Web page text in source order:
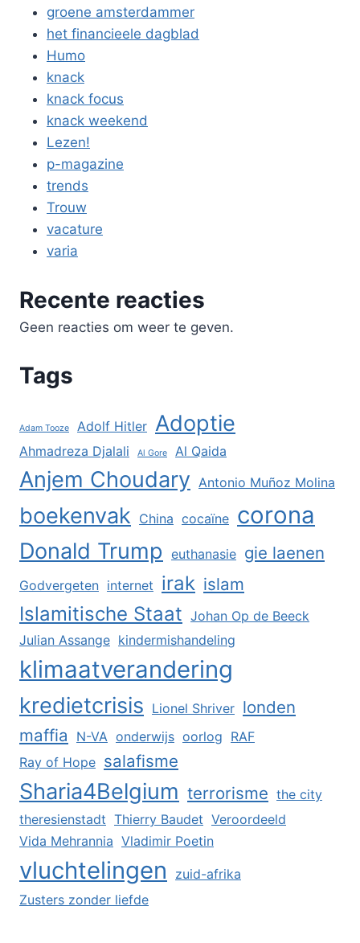
groene amsterdammer
het financieele dagblad
Humo
knack
knack focus
knack weekend
Lezen!
p-magazine
trends
Trouw
vacature
varia
Recente reacties
Geen reacties om weer te geven.
Tags
Adam Tooze Adolf Hitler Adoptie
Ahmadreza Djalali Al Gore Al Qaida
Anjem Choudary Antonio Muñoz Molina
boekenvak China cocaïne corona
Donald Trump euthanasie gie laenen
Godvergeten internet irak islam
Islamitische Staat Johan Op de Beeck
Julian Assange kindermishandeling
klimaatverandering
kredietcrisis Lionel Shriver londen
maffia
N-VA onderwijs oorlog RAF
Ray of Hope salafisme
Sharia4Belgium terrorisme the city
theresienstadt Thierry Baudet Veroordeeld
Vida Mehrannia Vladimir Poetin
vluchtelingen
zuid-afrika
Zusters zonder liefde